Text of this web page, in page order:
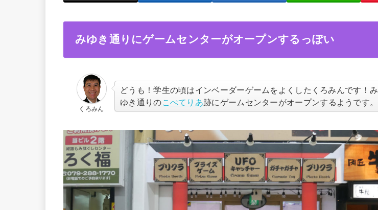
みゆき通りにゲームセンターがオープンするっぽい
くろみん
どうも！学生の頃はインベーダーゲームをよくしたくろみんです！み
ゆき通りのこぺてりあ跡にゲームセンターがオープンするようです。